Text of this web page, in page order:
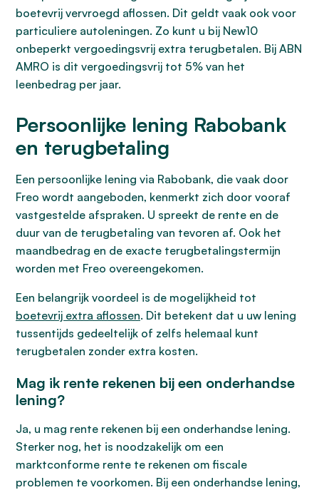
boetevrij vervroegd aflossen. Dit geldt vaak ook voor
particuliere autoleningen. Zo kunt u bij New10
onbeperkt vergoedingsvrij extra terugbetalen. Bij ABN
AMRO is dit vergoedingsvrij tot 5% van het
leenbedrag per jaar.
Persoonlijke lening Rabobank
en terugbetaling
Een persoonlijke lening via Rabobank, die vaak door
Freo wordt aangeboden, kenmerkt zich door vooraf
vastgestelde afspraken. U spreekt de rente en de
duur van de terugbetaling van tevoren af. Ook het
maandbedrag en de exacte terugbetalingstermijn
worden met Freo overeengekomen.
Een belangrijk voordeel is de mogelijkheid tot
boetevrij extra aflossen. Dit betekent dat u uw lening
tussentijds gedeeltelijk of zelfs helemaal kunt
terugbetalen zonder extra kosten.
Mag ik rente rekenen bij een onderhandse
lening?
Ja, u mag rente rekenen bij een onderhandse lening.
Sterker nog, het is noodzakelijk om een
marktconforme rente te rekenen om fiscale
problemen te voorkomen. Bij een onderhandse lening,